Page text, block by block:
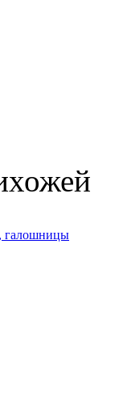
галошницы